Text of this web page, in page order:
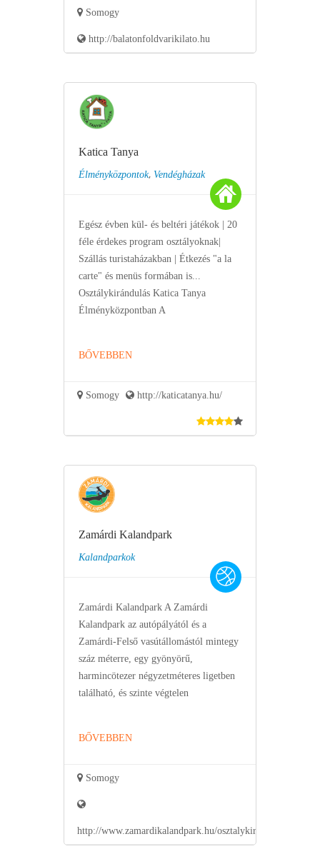
Somogy
http://balatonfoldvarikilato.hu
Katica Tanya
Élményközpontok, Vendégházak
Egész évben kül- és beltéri játékok | 20
féle érdekes program osztályoknak|
Szállás turistaházakban | Étkezés "a la
carte" és menüs formában is...
Osztálykirándulás Katica Tanya
Élményközpontban A
BŐVEBBEN
Somogy http://katicatanya.hu/
Zamárdi Kalandpark
Kalandparkok
Zamárdi Kalandpark A Zamárdi
Kalandpark az autópályától és a
Zamárdi-Felső vasútállomástól mintegy
száz méterre, egy gyönyörű,
harmincötezer négyzetméteres ligetben
található, és szinte végtelen
BŐVEBBEN
Somogy
http://www.zamardikalandpark.hu/osztalykirandulas